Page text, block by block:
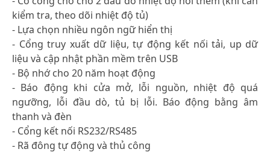
kiểm tra, theo dõi nhiệt độ tủ)
- Lựa chọn nhiều ngôn ngữ hiển thị
- Cổng truy xuất dữ liệu, tự động kết nối tải, up dữ
liệu và cập nhật phần mềm trên USB
- Bộ nhớ cho 20 năm hoạt động
- Báo động khi cửa mở, lỗi nguồn, nhiệt độ quá
ngưỡng, lỗi đầu dò, tủ bị lỗi. Báo động bằng âm
thanh và đèn
- Cổng kết nối RS232/RS485
- Rã đông tự động và thủ công